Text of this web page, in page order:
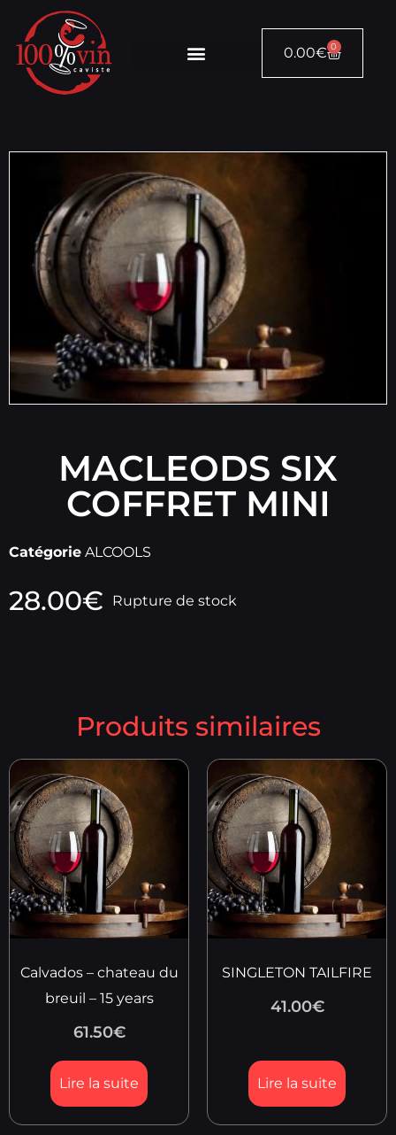
0.00€ 0
MACLEODS SIX
COFFRET MINI
Catégorie ALCOOLS
28.00€ Rupture de stock
Produits similaires
Calvados – chateau du
breuil – 15 years
61.50€
Lire la suite
SINGLETON TAILFIRE
41.00€
Lire la suite